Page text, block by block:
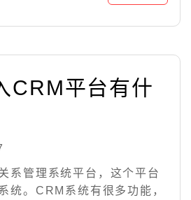
CRM平台有什
系管理系统平台，这个平台
统。CRM系统有很多功能，